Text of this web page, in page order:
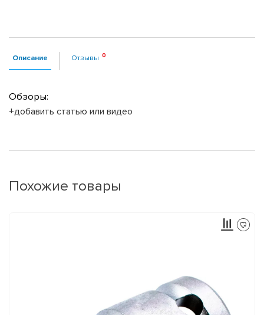
Описание Отзывы
Обзоры:
+добавить статью или видео
Похожие товары